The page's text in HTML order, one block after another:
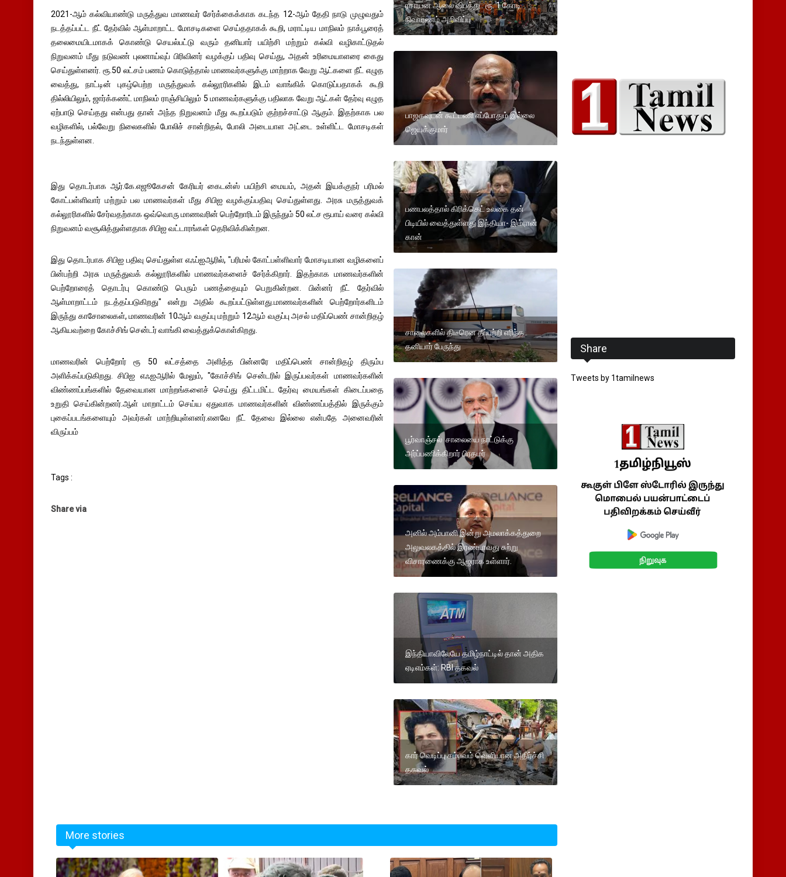
2021-ஆம் கல்வியாண்டு மருத்துவ மாணவர் சேர்க்கைக்காக கடந்த 12-ஆம் தேதி நாடு முழுவதும்
நடத்தப்பட்ட நீட் தேர்வில் ஆள்மாறாட்ட மோசடிகளை செய்ததாகக் கூறி, மராட்டிய மாநிலம் நாக்பூரைத்
தலைமையிடமாகக் கொண்டு செயல்பட்டு வரும் தனியார் பயிற்சி மற்றும் கல்வி வழிகாட்டுதல்
நிறுவனம் மீது நடுவண் புலனாய்வுப் பிரிவினர் வழக்குப் பதிவு செய்து, அதன் உரிமையாளரை கைது
செய்துள்ளனர். ரூ.50 லட்சம் பணம் கொடுத்தால் மாணவர்களுக்கு மாற்றாக வேறு ஆட்களை நீட் எழுத
வைத்து, நாட்டின் புகழ்பெற்ற மருத்துவக் கல்லூரிகளில் இடம் வாங்கிக் கொடுப்பதாகக் கூறி
தில்லியிலும், ஜார்க்கண்ட் மாநிலம் ராஞ்சியிலும் 5 மாணவர்களுக்கு பதிலாக வேறு ஆட்கள் தேர்வு எழுத
ஏற்பாடு செய்தது என்பது தான் அந்த நிறுவனம் மீது கூறப்படும் குற்றச்சாட்டு ஆகும். இதற்காக பல
வழிகளில், பல்வேறு நிலைகளில் போலிச் சான்றிதல், போலி அடையாள அட்டை உள்ளிட்ட மோசடிகள்
நடந்துள்ளன.
இது தொடர்பாக ஆர்.கே.எஜூகேசன் கேரியர் கைடன்ஸ் பயிற்சி மையம், அதன் இயக்குநர் பரிமல்
கோட்பள்ளிவார் மற்றும் பல மாணவர்கள் மீது சிபிஐ வழக்குப்பதிவு செய்துள்ளது. அரசு மருத்துவக்
கல்லூரிகளில் சேர்வதற்காக ஒவ்வொரு மாணவரின் பெற்றோரிடம் இருந்தும் 50 லட்ச ரூபாய் வரை கல்வி
நிறுவனம் வசூலித்துள்ளதாக சிபிஐ வட்டாரங்கள் தெரிவிக்கின்றன.
இது தொடர்பாக சிபிஐ பதிவு செய்துள்ள எஃப்ஐஆரில், "பரிமல் கோட்பள்ளிவார் மோசடியான வழிகளைப்
பின்பற்றி அரசு மருத்துவக் கல்லூரிகளில் மாணவர்களைச் சேர்க்கிறார். இதற்காக மாணவர்களின்
பெற்றோரைத் தொடர்பு கொண்டு பெரும் பணத்தையும் பெறுகின்றன. பின்னர் நீட் தேர்வில்
ஆள்மாறாட்டம் நடத்தப்படுகிறது" என்று அதில் கூறப்பட்டுள்ளது.மாணவர்களின் பெற்றோர்களிடம்
இருந்து காசோலைகள், மாணவரின் 10ஆம் வகுப்பு மற்றும் 12ஆம் வகுப்பு அசல் மதிப்பெண் சான்றிதழ்
ஆகியவற்றை கோச்சிங் சென்டர் வாங்கி வைத்துக்கொள்கிறது.
மாணவரின் பெற்றோர் ரூ 50 லட்சத்தை அளித்த பின்னரே மதிப்பெண் சான்றிதழ் திரும்ப
அளிக்கப்படுகிறது. சிபிஐ எஃஐஆரில் மேலும், "கோச்சிங் சென்டரில் இருப்பவர்கள் மாணவர்களின்
விண்ணப்பங்களில் தேவையான மாற்றங்களைச் செய்து திட்டமிட்ட தேர்வு மையங்கள் கிடைப்பதை
உறுதி செய்கின்றனர்.ஆள் மாறாட்டம் செய்ய ஏதுவாக மாணவர்களின் விண்ணப்பத்தில் இருக்கும்
புகைப்படங்களையும் அவர்கள் மாற்றியுள்ளனர்.எனவே நீட் தேவை இல்லை என்பதே அனைவரின்
விருப்பம்
Tags :
Share via
ரசாயன ஆலை விபத்து.. ரூ. 1 கோடி
நிவாரணம் அறிவிப்பு
பாஜகவுடன் கூட்டணி எப்போதும் இல்லை
ஜெயக்குமார்
பணபலத்தால் கிரிக்கெட் உலகை தன்
பிடியில் வைத்துள்ளது இந்தியா- இம்ரான்
கான்
சாலைகளில் திடீரென தீப்பற்றி எரிந்த
தனியார் பேருந்து
பூர்வாஞ்சல் சாலையை நாட்டுக்கு
அர்ப்பணிக்கிறார் பிரதமர்
அனில் அம்பானி இன்று அமலாக்கத்துறை
அலுவலகத்தில் இரண்டாவது சுற்று
விசாரணைக்கு ஆஜராக உள்ளார்.
இந்தியாவிலேயே தமிழ்நாட்டில் தான் அதிக
ஏடிஎம்கள்: RBI தகவல்
கார் வெடிப்பு சம்பவம் வெளியான அதிர்ச்சி
தகவல்
More stories
Share
Tweets by 1tamilnews